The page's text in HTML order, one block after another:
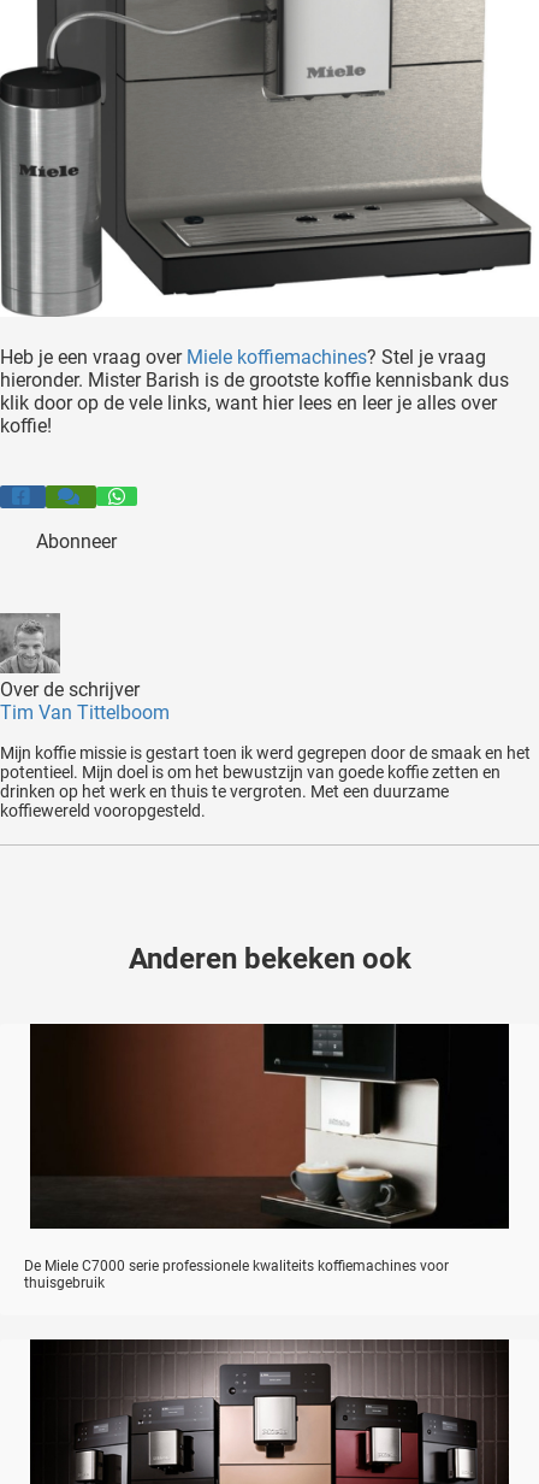
Heb je een vraag over Miele koffiemachines? Stel je vraag
hieronder. Mister Barish is de grootste koffie kennisbank dus
klik door op de vele links, want hier lees en leer je alles over
koffie!
Abonneer
Over de schrijver
Tim Van Tittelboom
Mijn koffie missie is gestart toen ik werd gegrepen door de smaak en het
potentieel. Mijn doel is om het bewustzijn van goede koffie zetten en
drinken op het werk en thuis te vergroten. Met een duurzame
koffiewereld vooropgesteld.
Anderen bekeken ook
De Miele C7000 serie professionele kwaliteits koffiemachines voor
thuisgebruik